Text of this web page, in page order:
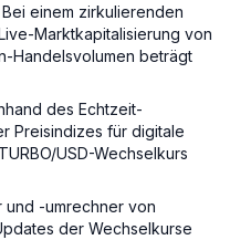
einem zirkulierenden
Marktkapitalisierung von
Handelsvolumen beträgt
des Echtzeit-
Preisindizes für digitale
USD-Wechselkurs
-umrechner von
der Wechselkurse